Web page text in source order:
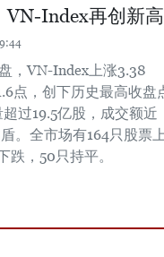
VN-Index再创新高
，VN-Index上涨3.38
点，创下历史最高收盘
过19.5亿股，成交额近
。全市场有164只股票
跌，50只持平。